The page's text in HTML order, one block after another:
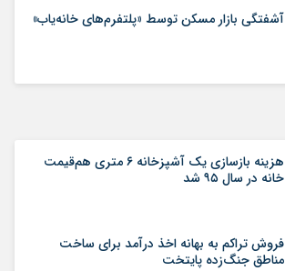
آشفتگی بازار مسکن توسط «پلتفرم‌های خانه‌یاب»
هزینه بازسازی یک آشپزخانه ۶ متری هم‌قیمت
خانه در سال ۹۵ شد
فروش تراکم به بهانه اخذ درآمد برای ساخت
مناطق جنگ‌زده پایتخت